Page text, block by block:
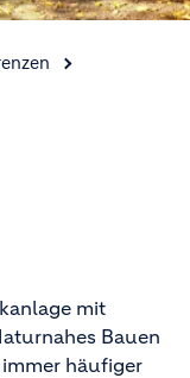
mit
Bauen
häufiger